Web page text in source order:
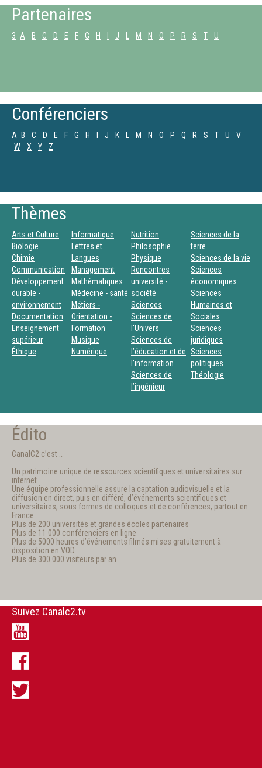
Partenaires
3 A B C D E F G H J M N O P R S T U
Conférenciers
A B C D E F G H J K M N O P Q R S T U
V
W
X Y Z
Thèmes
Arts et Culture
Biologie
Chimie
Communication
Développement
durable -
environnement
Documentation
Enseignement
supérieur
Éthique
Informatique
Lettres et
Langues
Management
Mathématiques
Médecine - santé
Métiers -
Orientation -
Formation
Musique
Numérique
Nutrition
Philosophie
Physique
Rencontres
université -
société
Sciences
Sciences de
l'Univers
Sciences de
l’éducation et de
l’information
Sciences de
l’ingénieur
Sciences de la
terre
Sciences de la vie
Sciences
économiques
Sciences
Humaines et
Sociales
Sciences
juridiques
Sciences
politiques
Théologie
Édito
CanalC2 c’est …
Un patrimoine unique de ressources scientifiques et universitaires sur
internet
Une équipe professionnelle assure la captation audiovisuelle et la
diffusion en direct, puis en différé, d’événements scientifiques et
universitaires, sous formes de colloques et de conférences, partout en
France
Plus de 200 universités et grandes écoles partenaires
Plus de 11 000 conférenciers en ligne
Plus de 5000 heures d’événements filmés mises gratuitement à
disposition en VOD
Plus de 300 000 visiteurs par an
Suivez Canalc2.tv